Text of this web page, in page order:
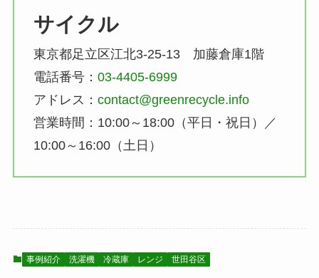
サイクル
東京都足立区江北3-25-13 加藤倉庫1階
電話番号： 03-4405-6999
アドレス： contact@greenrecycle.info
営業時間：10:00～18:00（平日・祝日）／
10:00～16:00（土日）
事例紹介 洗濯機 冷蔵庫 レンジ 世田谷区